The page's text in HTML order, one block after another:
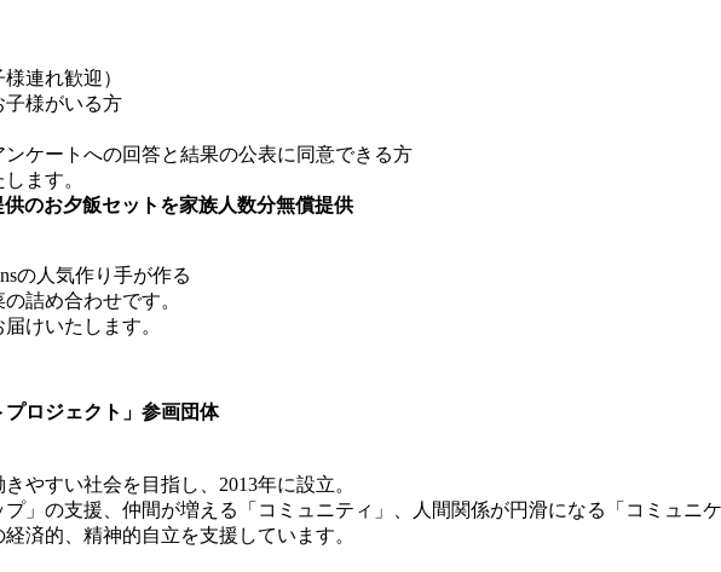
連れ歓迎）
子様がいる方
ンケートへの回答と結果の公表に同意できる方
ます。
のお夕飯セットを家族人数分無償提供
の人気作り手が作る
詰め合わせです。
けいたします。
ロジェクト」参画団体
やすい社会を目指し、2013年に設立。
」の支援、仲間が増える「コミュニティ」、人間関係が円滑になる「コミュニ
済的、精神的自立を支援しています。